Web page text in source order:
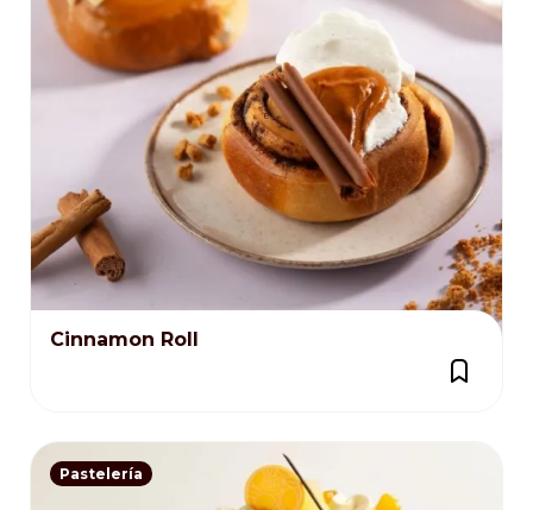
Cinnamon Roll
Pastelería